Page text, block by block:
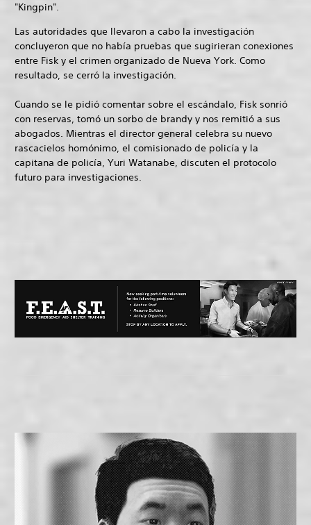
"Kingpin".
Las autoridades que llevaron a cabo la investigación
concluyeron que no había pruebas que sugirieran conexiones
entre Fisk y el crimen organizado de Nueva York. Como
resultado, se cerró la investigación.
Cuando se le pidió comentar sobre el escándalo, Fisk sonrió
con reservas, tomó un sorbo de brandy y nos remitió a sus
abogados. Mientras el director general celebra su nuevo
rascacielos homónimo, el comisionado de policía y la
capitana de policía, Yuri Watanabe, discuten el protocolo
futuro para investigaciones.